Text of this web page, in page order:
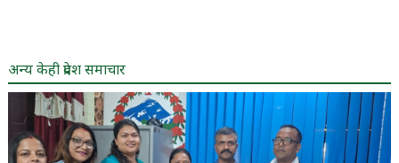
अन्य केही प्रदेश समाचार